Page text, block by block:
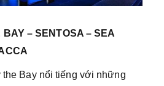
– SENTOSA – SEA
the Bay nổi tiếng với những